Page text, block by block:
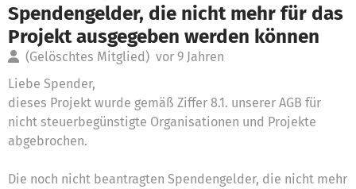
Spendengelder, die nicht mehr für das
Projekt ausgegeben werden können
(Gelöschtes Mitglied) vor 9 Jahren
Liebe Spender,
dieses Projekt wurde gemäß Ziffer 8.1. unserer AGB für
nicht steuerbegünstigte Organisationen und Projekte
abgebrochen.
Die noch nicht beantragten Spendengelder, die nicht mehr